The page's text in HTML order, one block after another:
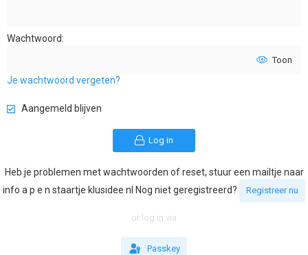
Wachtwoord
Toon
Je wachtwoord vergeten?
Aangemeld blijven
Log in
Heb je problemen met wachtwoorden of reset, stuur een mailtje naar
info a p e n staartje klusidee nl Nog niet geregistreerd?
Registreer nu
or log in via
Passkey